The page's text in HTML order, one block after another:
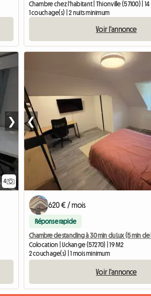
Chambre chez l'habitant | Thionville (57100) | 14
1 couchage(s) | 2 nuits minimum
Voir l'annonce
Accéder à l'annonce
4
❯ ❮
620 € / mois
Réponse rapide
Chambre de standing à 30 min du Lux (5 min
Colocation | Uckange (57270) | 19 M2
2 couchage(s) | 1 mois minimum
Voir l'annonce